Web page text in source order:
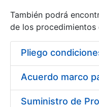
Show/Hide
También podrá
de los procedimientos